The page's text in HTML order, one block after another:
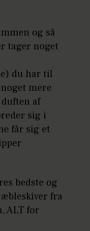
og så
tager noget
du har til
mere
af
sig i
får sig et
bedste og
fra
ALT for